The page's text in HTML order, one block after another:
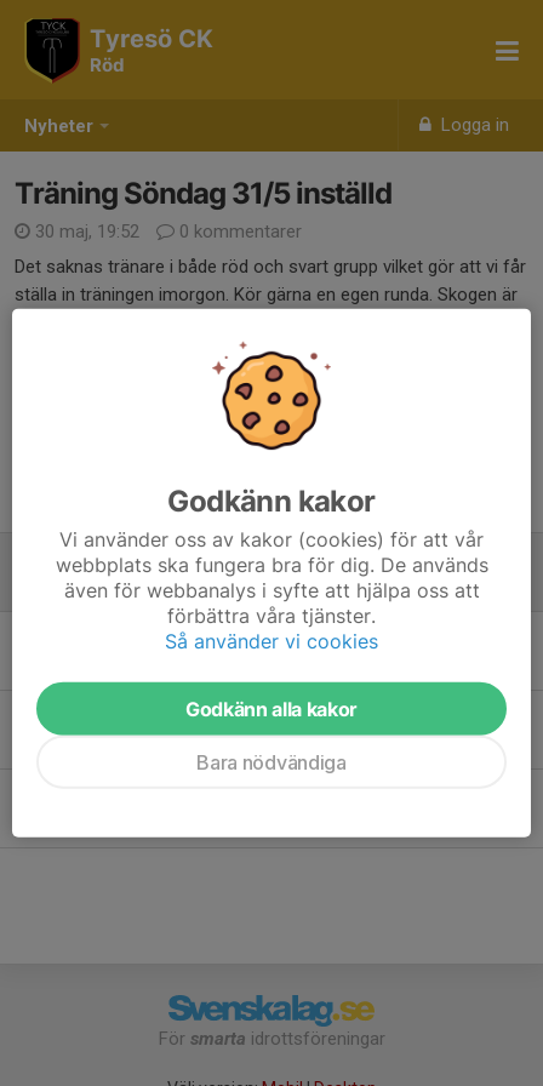
Nyheter Logga in
Tyresö CK
Röd
Träning Söndag 31/5 inställd
30 maj, 19:52
0 kommentarer
Det saknas tränare i både röd och svart grupp vilket gör att vi får
ställa in träningen imorgon. Kör gärna en egen runda. Skogen är
Tidigare nyheter
Träning Söndag 31/5 inställd
30 maj, 19:52 0
Ingen träning söndag 26/4 samt torsdag 30/4
Inställd träning söndag 28 september
För smarta idrottsföreningar
Godkänn kakor
Vi använder oss av kakor (cookies) för att vår
webbplats ska fungera bra för dig. De används
även för webbanalys i syfte att hjälpa oss att
förbättra våra tjänster.
Så använder vi cookies
Godkänn alla kakor
Bara nödvändiga